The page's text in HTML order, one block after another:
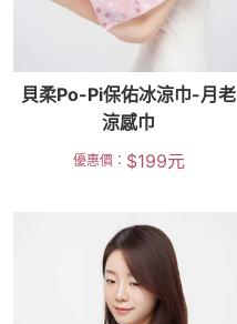
貝柔Po-Pi保佑冰涼巾-月老
涼感巾
優惠價： $199元